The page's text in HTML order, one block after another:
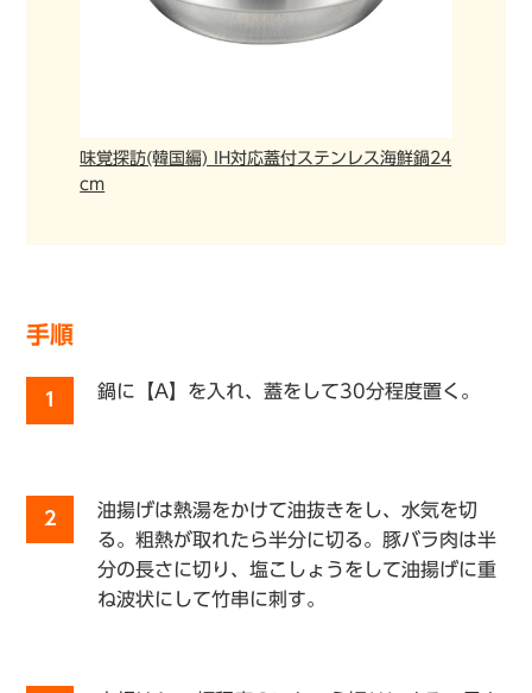
味覚探訪(韓国編) IH対応蓋付ステンレス海鮮鍋24
cm
手順
1 鍋に【A】を入れ、蓋をして30分程度置く。
2
油揚げは熱湯をかけて油抜きをし、水気を切
る。粗熱が取れたら半分に切る。豚バラ肉は半
分の長さに切り、塩こしょうをして油揚げに重
ね波状にして竹串に刺す。